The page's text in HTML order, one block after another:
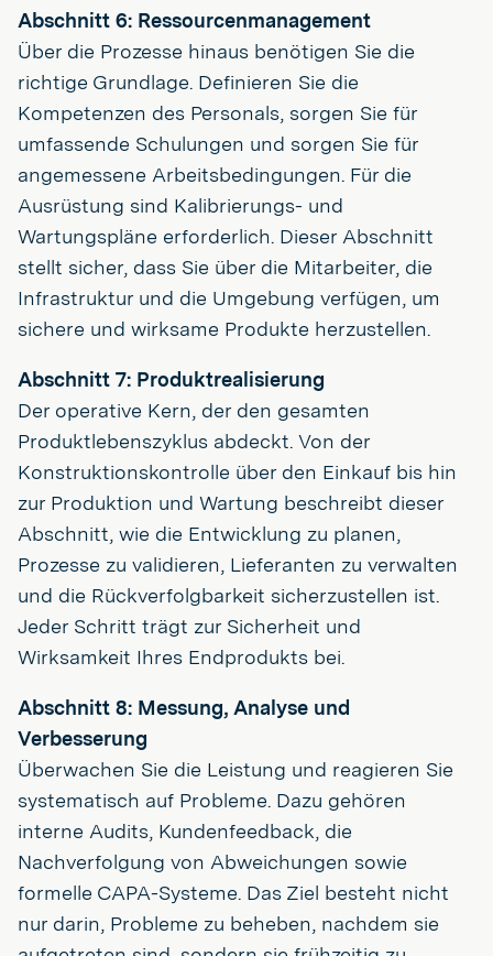
Abschnitt 6: Ressourcenmanagement
Über die Prozesse hinaus benötigen Sie die
richtige Grundlage. Definieren Sie die
Kompetenzen des Personals, sorgen Sie für
umfassende Schulungen und sorgen Sie für
angemessene Arbeitsbedingungen. Für die
Ausrüstung sind Kalibrierungs- und
Wartungspläne erforderlich. Dieser Abschnitt
stellt sicher, dass Sie über die Mitarbeiter, die
Infrastruktur und die Umgebung verfügen, um
sichere und wirksame Produkte herzustellen.
Abschnitt 7: Produktrealisierung
Der operative Kern, der den gesamten
Produktlebenszyklus abdeckt. Von der
Konstruktionskontrolle über den Einkauf bis hin
zur Produktion und Wartung beschreibt dieser
Abschnitt, wie die Entwicklung zu planen,
Prozesse zu validieren, Lieferanten zu verwalten
und die Rückverfolgbarkeit sicherzustellen ist.
Jeder Schritt trägt zur Sicherheit und
Wirksamkeit Ihres Endprodukts bei.
Abschnitt 8: Messung, Analyse und
Verbesserung
Überwachen Sie die Leistung und reagieren Sie
systematisch auf Probleme. Dazu gehören
interne Audits, Kundenfeedback, die
Nachverfolgung von Abweichungen sowie
formelle CAPA-Systeme. Das Ziel besteht nicht
nur darin, Probleme zu beheben, nachdem sie